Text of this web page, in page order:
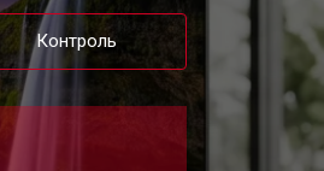
Заказать
Контроль